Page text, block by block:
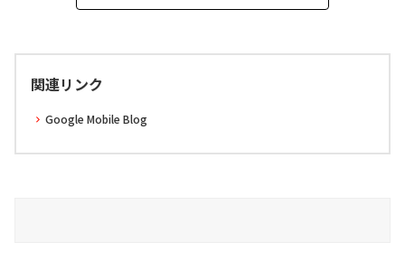
関連リンク
Google Mobile Blog